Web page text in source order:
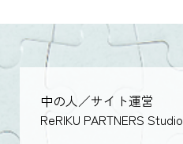
中の人／サイト運営
ReRIKU PARTNERS Studio